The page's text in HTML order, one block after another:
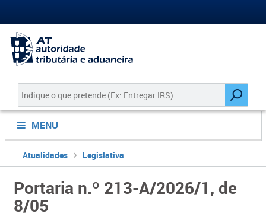
MENU
Atualidades Legislativa
Portaria n.º 213-A/2026/1, de
8/05